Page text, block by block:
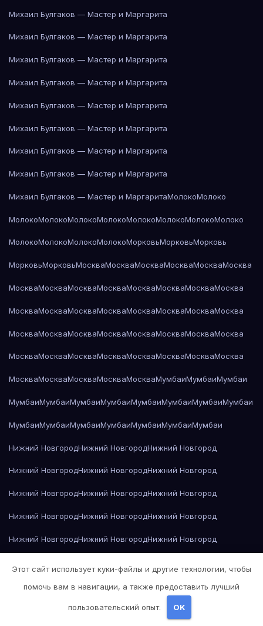
Михаил Булгаков — Мастер и Маргарита
Михаил Булгаков — Мастер и Маргарита
Михаил Булгаков — Мастер и Маргарита
Михаил Булгаков — Мастер и Маргарита
Михаил Булгаков — Мастер и Маргарита
Михаил Булгаков — Мастер и Маргарита
Михаил Булгаков — Мастер и Маргарита
Михаил Булгаков — Мастер и Маргарита
Михаил Булгаков — Мастер и МаргаритаМолокоМолоко
МолокоМолокоМолокоМолокоМолокоМолокоМолокоМолоко
МолокоМолокоМолокоМолокоМорковьМорковьМорковь
МорковьМорковьМоскваМоскваМоскваМоскваМоскваМосква
МоскваМоскваМоскваМоскваМоскваМоскваМоскваМосква
МоскваМоскваМоскваМоскваМоскваМоскваМоскваМосква
МоскваМоскваМоскваМоскваМоскваМоскваМоскваМосква
МоскваМоскваМоскваМоскваМоскваМоскваМоскваМосква
МоскваМоскваМоскваМоскваМоскваМумбаиМумбаиМумбаи
МумбаиМумбаиМумбаиМумбаиМумбаиМумбаиМумбаиМумбаи
МумбаиМумбаиМумбаиМумбаиМумбаиМумбаиМумбаи
Нижний НовгородНижний НовгородНижний Новгород
Нижний НовгородНижний НовгородНижний Новгород
Нижний НовгородНижний НовгородНижний Новгород
Нижний НовгородНижний НовгородНижний Новгород
Нижний НовгородНижний НовгородНижний Новгород
Нижний Новгород Николай Гоголь — Мёртвые души
Николай Гоголь — Мёртвые души
Этот сайт использует куки-файлы и другие технологии, чтобы
помочь вам в навигации, а также предоставить лучший
пользовательский опыт. OK